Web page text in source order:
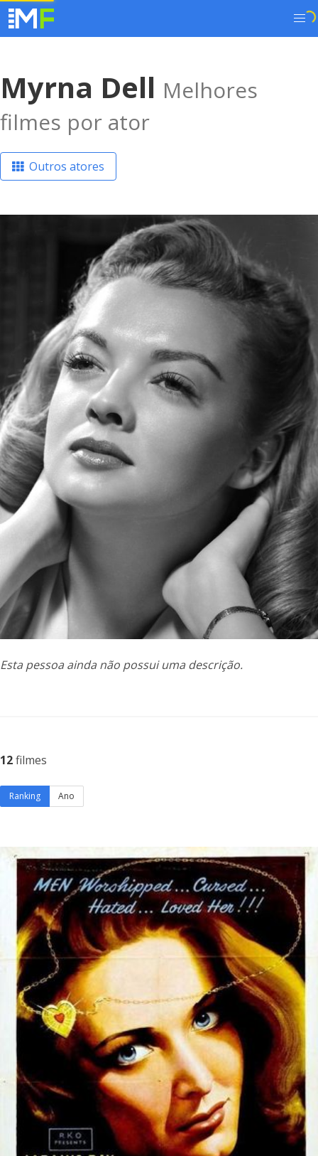
Myrna Dell Melhores
filmes por ator
Outros atores
Esta pessoa ainda não possui uma descrição.
12filmes
Ranking Ano